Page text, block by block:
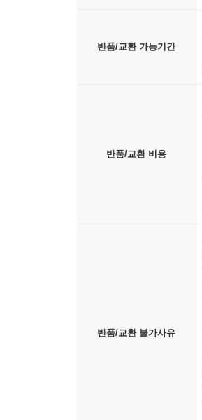
반품/교환 가능기간
반품/교환 비용
반품/교환 불가사유